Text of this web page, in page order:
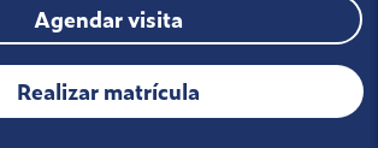
Agendar visita
Realizar matrícula